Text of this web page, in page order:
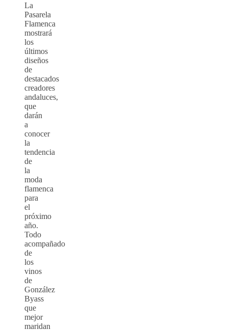
La
Pasarela
Flamenca
mostrará
los
últimos
diseños
de
destacados
creadores
andaluces,
que
darán
a
conocer
la
tendencia
de
la
moda
flamenca
para
el
próximo
año.
Todo
acompañado
de
los
vinos
de
González
Byass
que
mejor
maridan